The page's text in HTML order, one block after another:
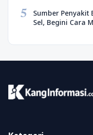
5
Sumber Penyakit
Sel, Begini Cara